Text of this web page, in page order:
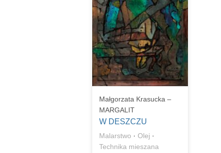
Małgorzata Krasucka –
MARGALIT
W DESZCZU
Malarstwo · Olej ·
Technika mieszana